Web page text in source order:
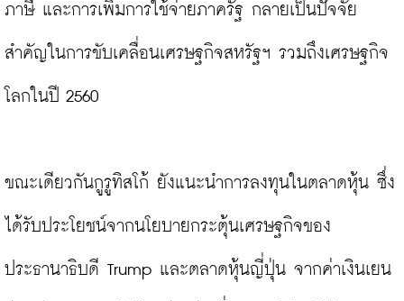
ภาษี และการเพิ่มการใช้จ่ายภาครัฐ กลายเป็นปัจจัย
สำคัญในการขับเคลื่อนเศรษฐกิจสหรัฐฯ รวมถึงเศรษฐกิจ
โลกในปี 2560
ขณะเดียวกันกูรูทิสโก้ ยังแนะนำการลงทุนในตลาดหุ้น ซึ่ง
ได้รับประโยชน์จากนโยบายกระตุ้นเศรษฐกิจของ
ประธานาธิบดี Trump และตลาดหุ้นญี่ปุ่น จากค่าเงินเยน